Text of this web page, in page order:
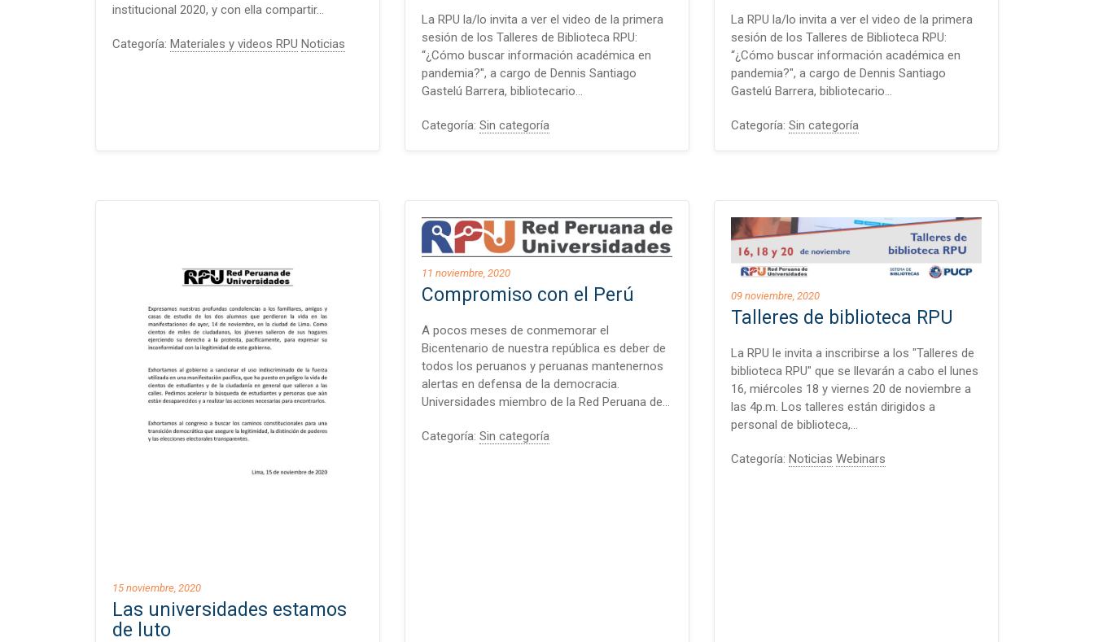
institucional 2020, y con ella compartir…
Categoría: Materiales y videos RPU Noticias
La RPU la/lo invita a ver el video de la primera
sesión de los Talleres de Biblioteca RPU:
“¿Cómo buscar información académica en
pandemia?", a cargo de Dennis Santiago
Gastelú Barrera, bibliotecario…
Categoría: Sin categoría
La RPU la/lo invita a ver el video de la primera
sesión de los Talleres de Biblioteca RPU:
“¿Cómo buscar información académica en
pandemia?", a cargo de Dennis Santiago
Gastelú Barrera, bibliotecario…
Categoría: Sin categoría
15 noviembre, 2020
Las universidades estamos
de luto
11 noviembre, 2020
Compromiso con el Perú
A pocos meses de conmemorar el
Bicentenario de nuestra república es deber de
todos los peruanos y peruanas mantenernos
alertas en defensa de la democracia.
Universidades miembro de la Red Peruana de…
Categoría: Sin categoría
09 noviembre, 2020
Talleres de biblioteca RPU
La RPU le invita a inscribirse a los "Talleres de
biblioteca RPU" que se llevarán a cabo el lunes
16, miércoles 18 y viernes 20 de noviembre a
las 4p.m. Los talleres están dirigidos a
personal de biblioteca,…
Categoría: Noticias Webinars